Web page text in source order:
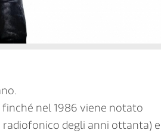
nel 1986 viene notato
degli anni ottanta) e